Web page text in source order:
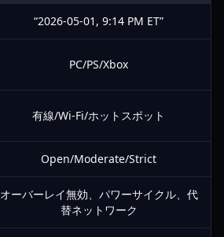
“2026-05-01, 9:14 PM ET”
PC/PS/Xbox
有線/Wi-Fi/ホットスポット
Open/Moderate/Strict
オーバーレイ無効、パワーサイクル、代
替ネットワーク